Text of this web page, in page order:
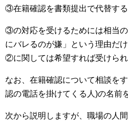
③在籍確認を書類提出で代替する
③の対応を受けるためには相当
にバレるのが嫌」という理由だ
②に関しては希望すれば受けられ
なお、在籍確認について相談を
認の電話を掛けてくる人)の名前
次から説明しますが、職場の人